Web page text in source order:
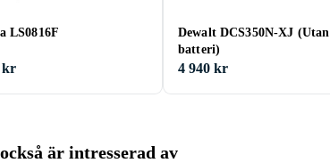
LS0816F
kr
Dewalt DCS350N-XJ (Utan
batteri)
4 940 kr
är intresserad av